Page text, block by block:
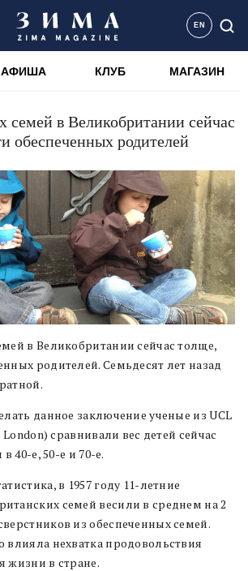
EN
АФИША КЛУБ МАГАЗИН
семей в Великобритании сейчас
обеспеченных родителей
в Великобритании сейчас толще,
родителей. Семьдесят лет назад
данное заключение ученые из UCL
сравнивали вес детей сейчас
40-е, 50-е и 70-е.
в 1957 году 11-летние
семей весили в среднем на 2
из обеспеченных семей.
влияла нехватка продовольствия
жизни в стране.